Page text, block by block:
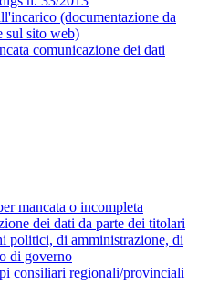
(documentazione da
sul sito web)
comunicazione dei dati
mancata o incompleta
dei dati da parte dei titolari
politici, di amministrazione, di
di governo
consiliari regionali/provinciali